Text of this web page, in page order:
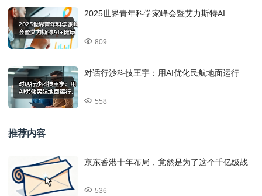
2025世界青年科学家峰会暨艾力斯特AI
809
对话行沙科技王宇：用AI优化民航地面运行
558
推荐内容
京东香港十年布局，竟然是为了这个千亿级战
536